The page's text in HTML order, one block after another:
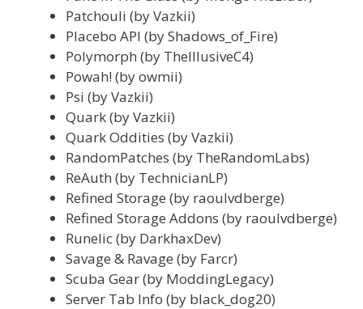
Patchouli (by Vazkii)
Placebo API (by Shadows_of_Fire)
Polymorph (by TheIllusiveC4)
Powah! (by owmii)
Psi (by Vazkii)
Quark (by Vazkii)
Quark Oddities (by Vazkii)
RandomPatches (by TheRandomLabs)
ReAuth (by TechnicianLP)
Refined Storage (by raoulvdberge)
Refined Storage Addons (by raoulvdberge)
Runelic (by DarkhaxDev)
Savage & Ravage (by Farcr)
Scuba Gear (by ModdingLegacy)
Server Tab Info (by black_dog20)